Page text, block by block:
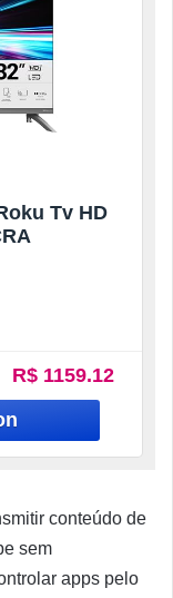
Tv HD
R$ 1159.12
conteúdo de
sem
apps pelo